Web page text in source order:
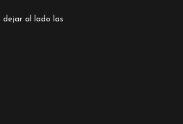
dejar al lado las